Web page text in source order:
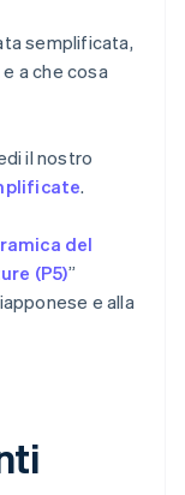
semplificata,
a che cosa
il nostro
.
del
(P5)”
e alla